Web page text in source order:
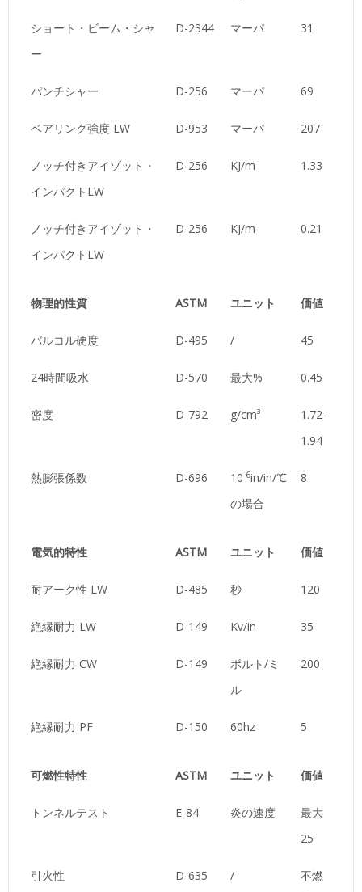
ショート・ビーム・シャ
ー
D-2344 マーパ 31
パンチシャー D-256 マーパ 69
ベアリング強度 LW D-953 マーパ 207
ノッチ付きアイゾット・
インパクトLW
D-256 KJ/m 1.33
ノッチ付きアイゾット・
インパクトLW
D-256 KJ/m 0.21
物理的性質 ASTM ユニット 価値
バルコル硬度 D-495 / 45
24時間吸水 D-570 最大% 0.45
密度 D-792 g/cm³
1.72-
1.94
熱膨張係数 D-696 10-6in/in/℃
の場合
8
電気的特性 ASTM ユニット 価値
耐アーク性 LW D-485 秒 120
絶縁耐力 LW D-149 Kv/in 35
絶縁耐力 CW D-149
ボルト/ミ
ル
200
絶縁耐力 PF D-150 60hz 5
可燃性特性 ASTM ユニット 価値
トンネルテスト E-84 炎の速度
最大
25
引火性 D-635 /
不燃